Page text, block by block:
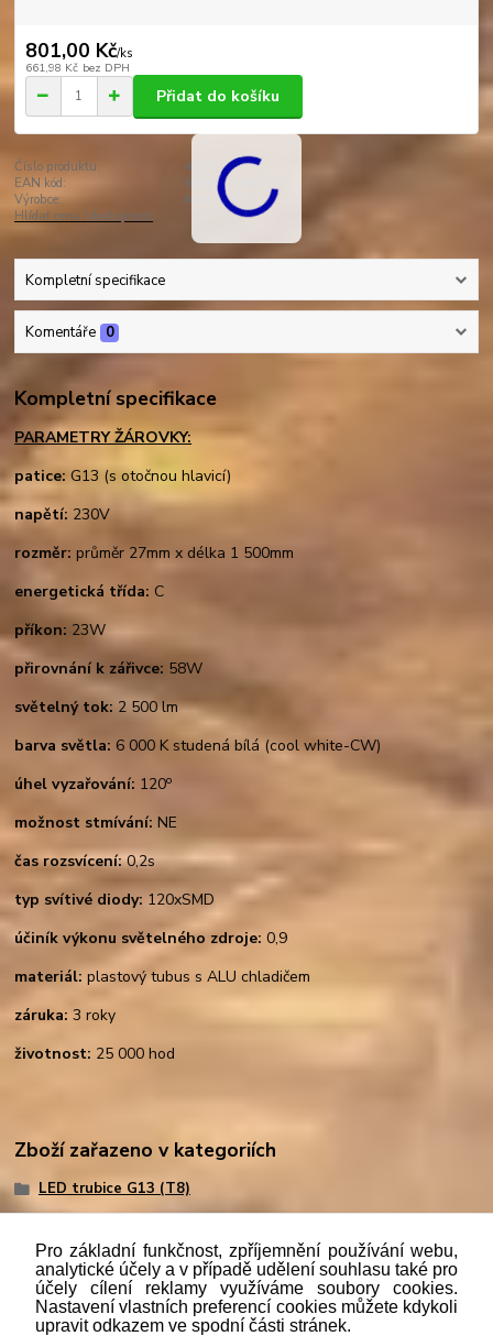
801,00 Kč/ks
661,98 Kč bez DPH
Přidat do košíku
Číslo produktu:
4378
EAN kód:
5901812464378
Výrobce:
MAX-LED
Hlídat cenu / dostupnost
Kompletní specifikace
Komentáře 0
Kompletní specifikace
PARAMETRY ŽÁROVKY:
patice: G13 (s otočnou hlavicí)
napětí: 230V
rozměr: průměr 27mm x délka 1 500mm
energetická třída: C
příkon: 23W
přirovnání k zářivce: 58W
světelný tok: 2 500 lm
barva světla: 6 000 K studená bílá (cool white-CW)
úhel vyzařování: 120o
možnost stmívání: NE
čas rozsvícení:0,2s
typ svítivé diody: 120xSMD
účiník výkonu světelného zdroje: 0,9
materiál:plastový tubus s ALU chladičem
záruka: 3 roky
životnost: 25 000 hod
Zboží zařazeno v kategoriích
LED trubice G13 (T8)
Podlezákona č. 112/mmmmm2016 Sb. o evidenci tržeb je
prodávající povinen vystavit kupujícímu účtenku. Zároveň je
Pro základní funkčnost, zpříjemnění používání webu,
analytické účely a v případě udělení souhlasu také pro
účely cílení reklamy využíváme soubory cookies.
Nastavení vlastních preferencí cookies můžete kdykoli
upravit odkazem ve spodní části stránek.